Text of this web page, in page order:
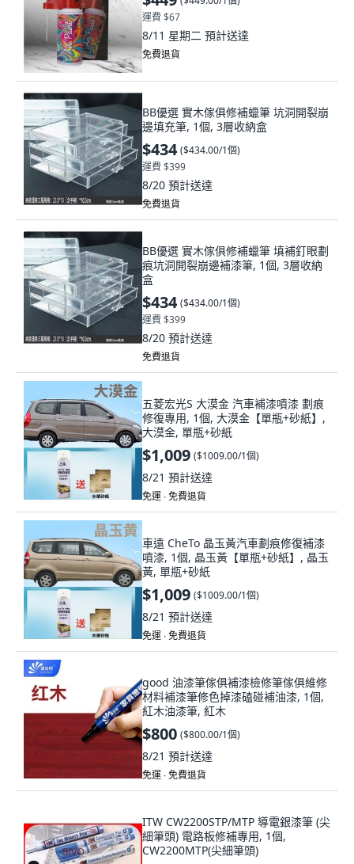
運費 $67
8/11 星期二 預計送達
免費退貨
BB優選 實木傢俱修補蠟筆 坑洞開裂崩
邊填充筆, 1個, 3層收納盒
$434 ($434.00/1個)
運費 $399
8/20 預計送達
免費退貨
BB優選 實木傢俱修補蠟筆 填補釘眼劃
痕坑洞開裂崩邊補漆筆, 1個, 3層收納
盒
$434 ($434.00/1個)
運費 $399
8/20 預計送達
免費退貨
五菱宏光S 大漠金 汽車補漆噴漆 劃痕
修復專用, 1個, 大漠金【單瓶+砂紙】,
大漠金, 單瓶+砂紙
$1,009 ($1009.00/1個)
8/21 預計送達
免運 ∙ 免費退貨
車遠 CheTo 晶玉黃汽車劃痕修復補漆
噴漆, 1個, 晶玉黃【單瓶+砂紙】, 晶玉
黃, 單瓶+砂紙
$1,009 ($1009.00/1個)
8/21 預計送達
免運 ∙ 免費退貨
good 油漆筆傢俱補漆檢修筆傢俱維修
材料補漆筆修色掉漆磕碰補油漆, 1個,
紅木油漆筆, 紅木
$800 ($800.00/1個)
8/21 預計送達
免運 ∙ 免費退貨
ITW CW2200STP/MTP 導電銀漆筆 (尖
細筆頭) 電路板修補專用, 1個,
CW2200MTP(尖細筆頭)